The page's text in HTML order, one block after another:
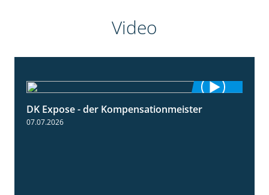
Video
DK Expose - der Kompensationmeister
07.07.2026